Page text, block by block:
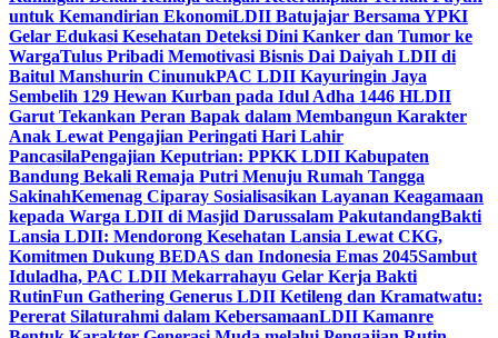
untuk Kemandirian EkonomiLDII Batujajar Bersama YPKI
Gelar Edukasi Kesehatan Deteksi Dini Kanker dan Tumor ke
WargaTulus Pribadi Memotivasi Bisnis Dai Daiyah LDII di
Baitul Manshurin CinunukPAC LDII Kayuringin Jaya
Sembelih 129 Hewan Kurban pada Idul Adha 1446 HLDII
Garut Tekankan Peran Bapak dalam Membangun Karakter
Anak Lewat Pengajian Peringati Hari Lahir
PancasilaPengajian Keputrian: PPKK LDII Kabupaten
Bandung Bekali Remaja Putri Menuju Rumah Tangga
SakinahKemenag Ciparay Sosialisasikan Layanan Keagamaan
kepada Warga LDII di Masjid Darussalam PakutandangBakti
Lansia LDII: Mendorong Kesehatan Lansia Lewat CKG,
Komitmen Dukung BEDAS dan Indonesia Emas 2045Sambut
Iduladha, PAC LDII Mekarrahayu Gelar Kerja Bakti
RutinFun Gathering Generus LDII Ketileng dan Kramatwatu:
Pererat Silaturahmi dalam KebersamaanLDII Kamanre